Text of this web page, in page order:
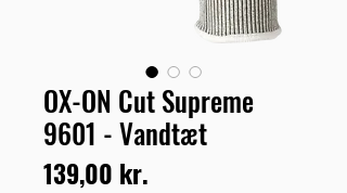
OX-ON Cut Supreme
9601 - Vandtæt
139,00 kr.